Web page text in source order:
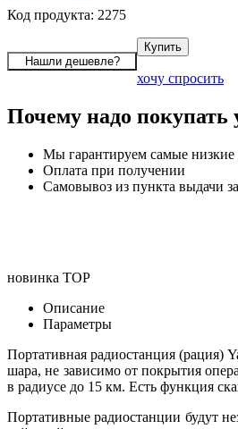
Код продукта: 2275
хочу спросить
Почему надо покупать
Мы гарантируем самые
Оплата при получении
Самовывоз из пункта выдачи
новинка TOP
Описание
Параметры
Портативная радиостанция (рация)
шара, не зависимо от покрытия
в радиусе до 15 км. Есть функция
Портативные радиостанции будут